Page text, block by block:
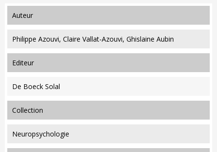
auteur
Philippe Azouvi, Claire Vallat-Azouvi, Ghislaine Aubin
editeur
De Boeck Solal
collection
Neuropsychologie